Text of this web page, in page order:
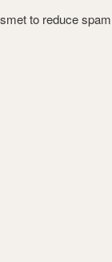
to reduce